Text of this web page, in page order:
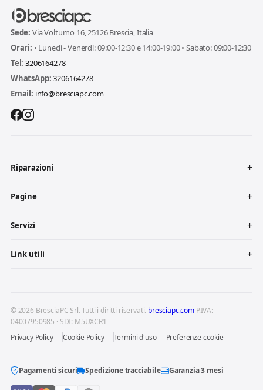
Sede: Via Volturno 16, 25126 Brescia, Italia
Orari: • Lunedì - Venerdì: 09:00-12:30 e 14:00-19:00 • Sabato: 09:00-12:30
Tel: 3206164278
WhatsApp:3206164278
Email: info@bresciapc.com
Riparazioni
Pagine
Servizi
Link utili
© 2026 BresciaPC Srl. Tutti i diritti riservati. bresciapc.com P.IVA:
04007950985 · SDI: M5UXCR1
Privacy Policy
Cookie Policy Termini d'uso Preferenze cookie
Pagamenti sicuri Spedizione tracciabile Garanzia 3 mesi